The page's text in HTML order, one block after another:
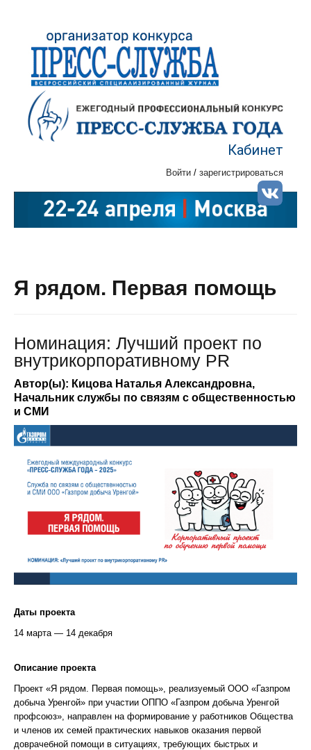
Кабинет
Войти / зарегистрироваться
Я рядом. Первая помощь
Номинация: Лучший проект по
внутрикорпоративному PR
Автор(ы): Кицова Наталья Александровна,
Начальник службы по связям с общественностью
и СМИ
Даты проекта
14 марта — 14 декабря
Описание проекта
Проект «Я рядом. Первая помощь», реализуемый ООО «Газпром
добыча Уренгой» при участии ОППО «Газпром добыча Уренгой
профсоюз», направлен на формирование у работников Общества
и членов их семей практических навыков оказания первой
доврачебной помощи в ситуациях, требующих быстрых и